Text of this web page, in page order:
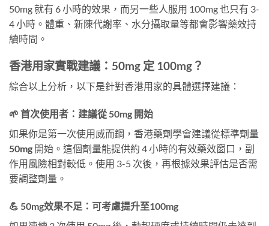
50mg 就有 6 小時的效果，而另一些人服用 100mg 也只有 3-
4 小時。體重、新陳代謝率、水分攝取量等都會影響藥效持
續時間。
香港用家實戰建議：50mg 定 100mg？
綜合以上分析，以下是針對香港用家的具體選擇建議：
🌱 首次使用者：建議從 50mg 開始
如果你是第一次使用威而鋼，香港藥劑學會建議從標準劑量
50mg 開始。這個劑量能提供約 4 小時的有效藥效窗口，副
作用風險相對較低。使用 3-5 次後，再根據效果評估是否需
要調整劑量。
💪 50mg效果不足：可考慮提升至100mg